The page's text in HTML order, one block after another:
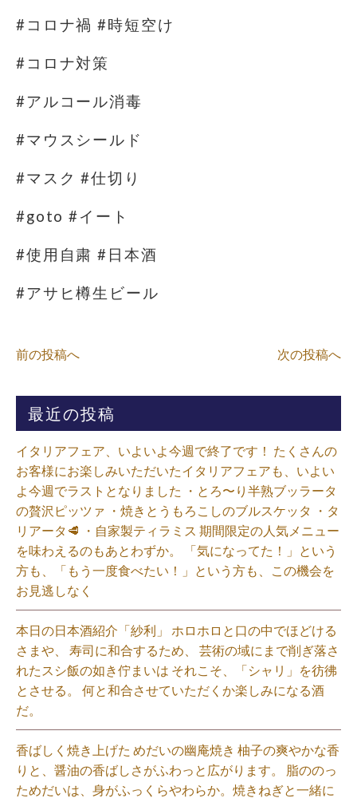
#コロナ禍 #時短空け
#コロナ対策
#アルコール消毒
#マウスシールド
#マスク #仕切り
#goto #イート
#使用自粛 #日本酒
#アサヒ樽生ビール
前の投稿へ 次の投稿へ
最近の投稿
イタリアフェア、いよいよ今週で終了です！ たくさんの
お客様にお楽しみいただいたイタリアフェアも、いよい
よ今週でラストとなりました ・とろ〜り半熟ブッラータ
の贅沢ピッツァ ・焼きとうもろこしのブルスケッタ ・タ
リアータ🥩 ・自家製ティラミス 期間限定の人気メニュー
を味わえるのもあとわずか。 「気になってた！」という
方も、「もう一度食べたい！」という方も、この機会を
お見逃しなく⁡
本日の日本酒紹介「紗利」 ホロホロと口の中でほどける
さまや、 寿司に和合するため、 芸術の域にまで削ぎ落さ
れたスシ飯の如き佇まいは それこそ、「シャリ」を彷彿
とさせる。 何と和合させていただくか楽しみになる酒
だ。⁡
香ばしく焼き上げた めだいの幽庵焼き 柚子の爽やかな香
りと、醤油の香ばしさがふわっと広がります。 脂ののっ
ためだいは、身がふっくらやわらか。焼きねぎと一緒に